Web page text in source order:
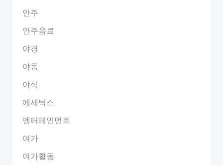
안주
안주음료
야경
야동
야식
에세틱스
엔터테인먼트
여가
여가활동